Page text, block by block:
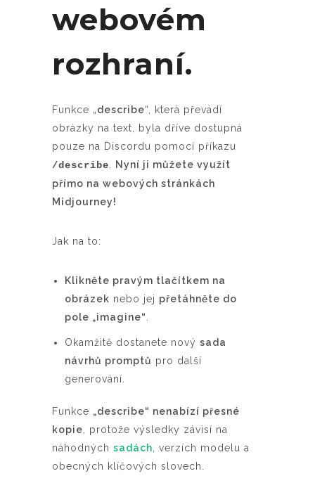
webovém
rozhraní.
Funkce „describe“, která převádí
obrázky na text, byla dříve dostupná
pouze na Discordu pomocí příkazu
/describe
Nyní ji můžete využít
přímo na webových stránkách
Midjourney!
Jak na to:
Klikněte pravým tlačítkem na
obrázek nebo jej přetáhněte do
pole „imagine“
Okamžitě dostanete novýsada
návrhů promptů pro další
generování.
Funkce „describe“ nenabízí přesné
kopie , protože výsledky závisí na
náhodných sadách , verzích modelu a
obecných klíčových slovech.